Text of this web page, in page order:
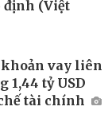
định (Việt
vay liên
1,44 tỷ USD
tài chính